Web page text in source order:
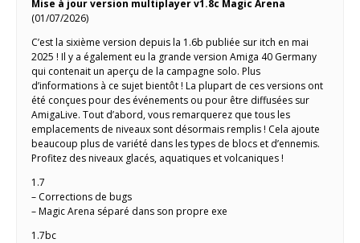
Mise à jour version multiplayer v1.8c Magic Arena
(01/07/2026)
C’est la sixième version depuis la 1.6b publiée sur itch en mai
2025 ! Il y a également eu la grande version Amiga 40 Germany
qui contenait un aperçu de la campagne solo. Plus
d’informations à ce sujet bientôt ! La plupart de ces versions ont
été conçues pour des événements ou pour être diffusées sur
AmigaLive. Tout d’abord, vous remarquerez que tous les
emplacements de niveaux sont désormais remplis ! Cela ajoute
beaucoup plus de variété dans les types de blocs et d’ennemis.
Profitez des niveaux glacés, aquatiques et volcaniques !
1.7
– Corrections de bugs
– Magic Arena séparé dans son propre exe
1.7bc